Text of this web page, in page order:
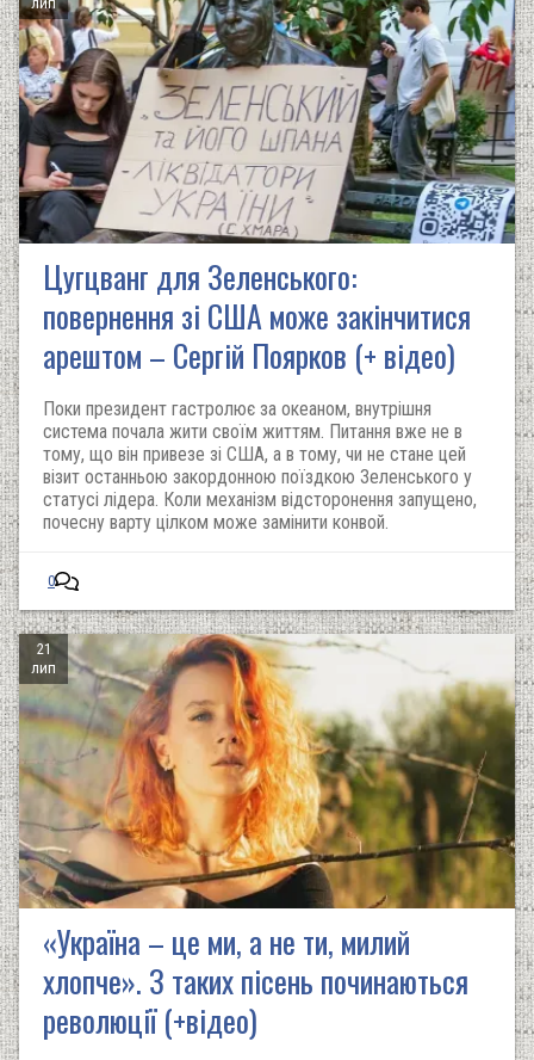
Цугцванг для Зеленського:
повернення зі США може закінчитися
арештом – Сергій Поярков (+ відео)
Поки президент гастролює за океаном, внутрішня
система почала жити своїм життям. Питання вже не в
тому, що він привезе зі США, а в тому, чи не стане цей
візит останньою закордонною поїздкою Зеленського у
статусі лідера. Коли механізм відсторонення запущено,
почесну варту цілком може замінити конвой.
0
21
лип
«Україна – це ми, а не ти, милий
хлопче». З таких пісень починаються
революції (+відео)